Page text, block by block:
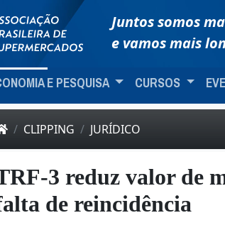
Juntos somos
e vamos mais
E PESQUISA CURSOS
CLIPPING JURÍDICO
3 reduz valor de
de reincidência